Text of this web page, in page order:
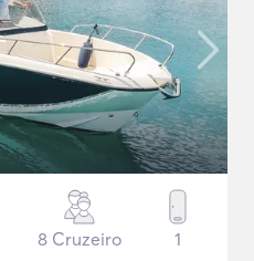
8 Cruzeiro 1